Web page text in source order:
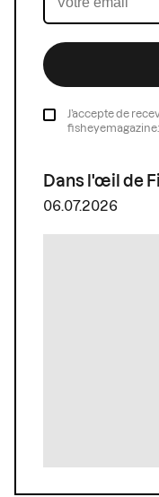
J’accepte de
Dans l'œil de
06.07.2026